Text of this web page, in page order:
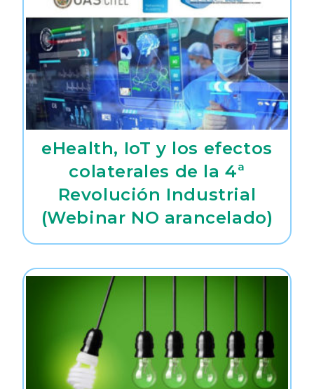
eHealth, IoT y los efectos
colaterales de la 4ª
Revolución Industrial
(Webinar NO arancelado)